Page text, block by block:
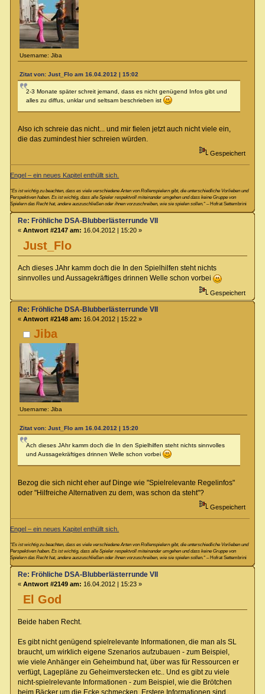
Username: Jiba
Zitat von: Just_Flo am 16.04.2012 | 15:02
2-3 Monate später schreit jemand, dass es nicht genügend Infos gibt und
alles zu diffus, unklar und seltsam beschrieben ist
Also ich schreie das nicht... und mir fielen jetzt auch nicht viele ein,
die das zumindest hier schreien würden.
Gespeichert
Engel – ein neues Kapitel enthüllt sich.
“Es ist wichtig zu beachten, dass es viele verschiedene Arten von Rollenspielern gibt, die unterschiedliche Vorlieben und
Perspektiven haben. Es ist wichtig, dass alle Spieler respektvoll miteinander umgehen und dass keine Gruppe von
Spielern das Recht hat, andere auszuschließen oder ihnen vorzuschreiben, wie sie spielen sollen.“ – Hofrat Settembrini
Just_Flo
Re: Fröhliche DSA-Blubberlästerrunde VII
« Antwort #2147 am: 16.04.2012 | 15:20 »
Ach dieses JAhr kamm doch die In den Spielhilfen steht nichts
sinnvolles und Aussagekräftiges drinnen Welle schon vorbei
Gespeichert
Jiba
Username: Jiba
Re: Fröhliche DSA-Blubberlästerrunde VII
« Antwort #2148 am: 16.04.2012 | 15:22 »
Zitat von: Just_Flo am 16.04.2012 | 15:20
Ach dieses JAhr kamm doch die In den Spielhilfen steht nichts sinnvolles
und Aussagekräftiges drinnen Welle schon vorbei
Bezog die sich nicht eher auf Dinge wie "Spielrelevante Regelinfos"
oder "Hilfreiche Alternativen zu dem, was schon da steht"?
Gespeichert
Engel – ein neues Kapitel enthüllt sich.
“Es ist wichtig zu beachten, dass es viele verschiedene Arten von Rollenspielern gibt, die unterschiedliche Vorlieben und
Perspektiven haben. Es ist wichtig, dass alle Spieler respektvoll miteinander umgehen und dass keine Gruppe von
Spielern das Recht hat, andere auszuschließen oder ihnen vorzuschreiben, wie sie spielen sollen.“ – Hofrat Settembrini
El God
Re: Fröhliche DSA-Blubberlästerrunde VII
« Antwort #2149 am: 16.04.2012 | 15:23 »
Beide haben Recht.
Es gibt nicht genügend spielrelevante Informationen, die man als SL
braucht, um wirklich eigene Szenarios aufzubauen - zum Beispiel,
wie viele Anhänger ein Geheimbund hat, über was für Ressourcen er
verfügt, Lagepläne zu Geheimverstecken etc.. Und es gibt zu viele
nicht-spielrelevante Informationen - zum Beispiel, wie die Brötchen